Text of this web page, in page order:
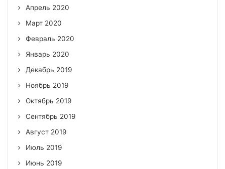
Апрель 2020
Март 2020
Февраль 2020
Январь 2020
Декабрь 2019
Ноябрь 2019
Октябрь 2019
Сентябрь 2019
Август 2019
Июль 2019
Июнь 2019